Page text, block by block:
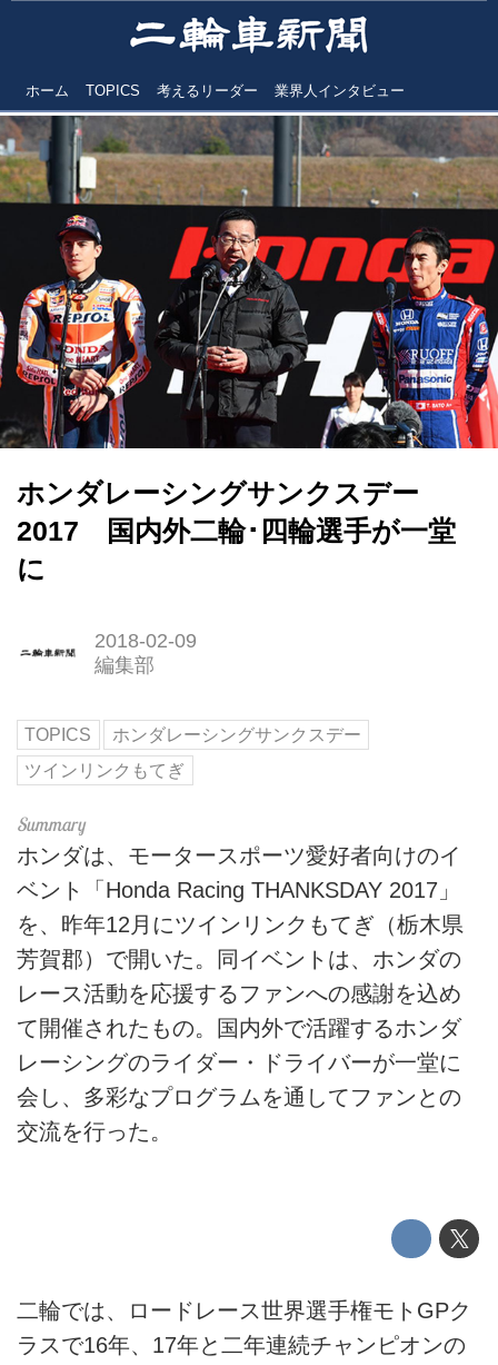
ホーム TOPICS 考えるリーダー 業界人インタビュー
ホンダレーシングサンクスデー
2017 国内外二輪･四輪選手が一堂
に
2018-02-09
編集部
TOPICS
ホンダレーシングサンクスデー
ツインリンクもてぎ
ホンダは、モータースポーツ愛好者向けのイ
ベント「Honda Racing THANKSDAY 2017」
を、昨年12月にツインリンクもてぎ（栃木県
芳賀郡）で開いた。同イベントは、ホンダの
レース活動を応援するファンへの感謝を込め
て開催されたもの。国内外で活躍するホンダ
レーシングのライダー・ドライバーが一堂に
会し、多彩なプログラムを通してファンとの
交流を行った。
二輪では、ロードレース世界選手権モトGPク
ラスで16年、17年と二年連続チャンピオンの